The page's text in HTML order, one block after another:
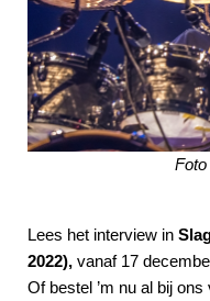
Lees het interview in
2022), vanaf 17
Of bestel ’m nu al bij ons